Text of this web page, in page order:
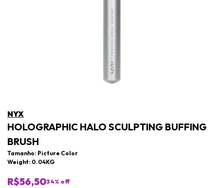
NYX
HOLOGRAPHIC HALO SCULPTING BUFFING
BRUSH
Tamanho: Picture Color
Weight: 0.04KG
R$56,5034% off